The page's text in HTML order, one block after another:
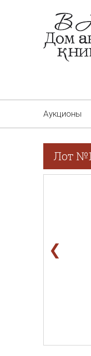
Аукционы
Лот
❮